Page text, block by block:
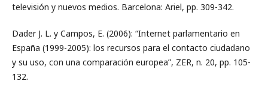
televisión y nuevos medios. Barcelona: Ariel, pp. 309-342.
Dader J. L. y Campos, E. (2006): “Internet parlamentario en
España (1999-2005): los recursos para el contacto ciudadano
y su uso, con una comparación europea”, ZER, n. 20, pp. 105-
132.